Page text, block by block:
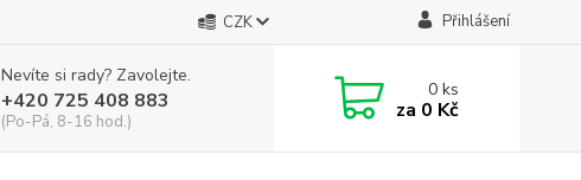
CZK Přihlášení
Nevíte si rady? Zavolejte.
+420 725 408 883
(Po-Pá, 8-16 hod.)
0ks
za 0 Kč